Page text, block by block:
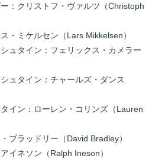
：クリストフ・ヴァルツ（Christoph
・ミケルセン（Lars Mikkelsen）
ュタイン：フェリックス・カメラー
ュタイン：チャールズ・ダンス
イン：ローレン・コリンズ（Lauren
ブラッドリー（David Bradley）
イネソン（Ralph Ineson）